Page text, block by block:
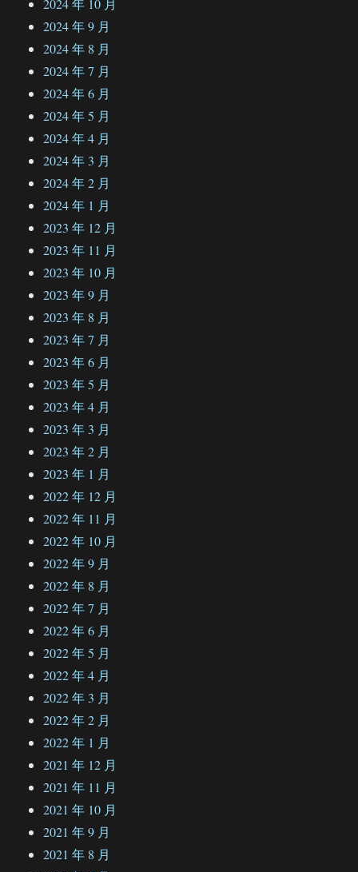
2024 年 10 月
2024 年 9 月
2024 年 8 月
2024 年 7 月
2024 年 6 月
2024 年 5 月
2024 年 4 月
2024 年 3 月
2024 年 2 月
2024 年 1 月
2023 年 12 月
2023 年 11 月
2023 年 10 月
2023 年 9 月
2023 年 8 月
2023 年 7 月
2023 年 6 月
2023 年 5 月
2023 年 4 月
2023 年 3 月
2023 年 2 月
2023 年 1 月
2022 年 12 月
2022 年 11 月
2022 年 10 月
2022 年 9 月
2022 年 8 月
2022 年 7 月
2022 年 6 月
2022 年 5 月
2022 年 4 月
2022 年 3 月
2022 年 2 月
2022 年 1 月
2021 年 12 月
2021 年 11 月
2021 年 10 月
2021 年 9 月
2021 年 8 月